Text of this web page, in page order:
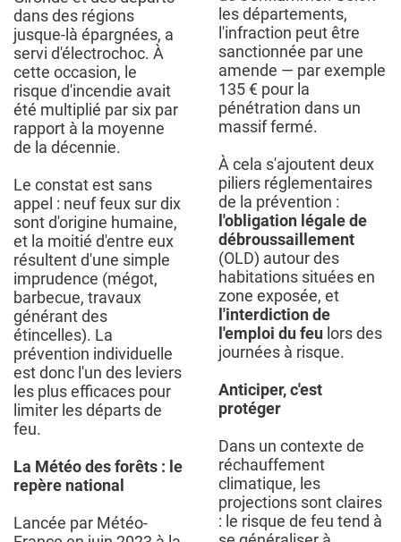
dans des régions
jusque-là épargnées, a
servi d'électrochoc. À
cette occasion, le
risque d'incendie avait
été multiplié par six par
rapport à la moyenne
de la décennie.
Le constat est sans
appel : neuf feux sur dix
sont d'origine humaine,
et la moitié d'entre eux
résultent d'une simple
imprudence (mégot,
barbecue, travaux
générant des
étincelles). La
prévention individuelle
est donc l'un des leviers
les plus efficaces pour
limiter les départs de
feu.
La Météo des forêts : le
repère national
Lancée par Météo-
les départements,
l'infraction peut être
sanctionnée par une
amende — par exemple
135 € pour la
pénétration dans un
massif fermé.
À cela s'ajoutent deux
piliers réglementaires
de la prévention :
l'obligation légale de
débroussaillement
(OLD) autour des
habitations situées en
zone exposée, et
l'interdiction de
l'emploi du feu lors des
journées à risque.
Anticiper, c'est
protéger
Dans un contexte de
réchauffement
climatique, les
projections sont claires
: le risque de feu tend à